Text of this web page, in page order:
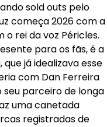
sold outs pelo
começa 2026 com a
o rei da voz Péricles.
para os fãs, é a
já idealizava esse
com Dan Ferreira
seu parceiro de longa
uma canetada
registradas de